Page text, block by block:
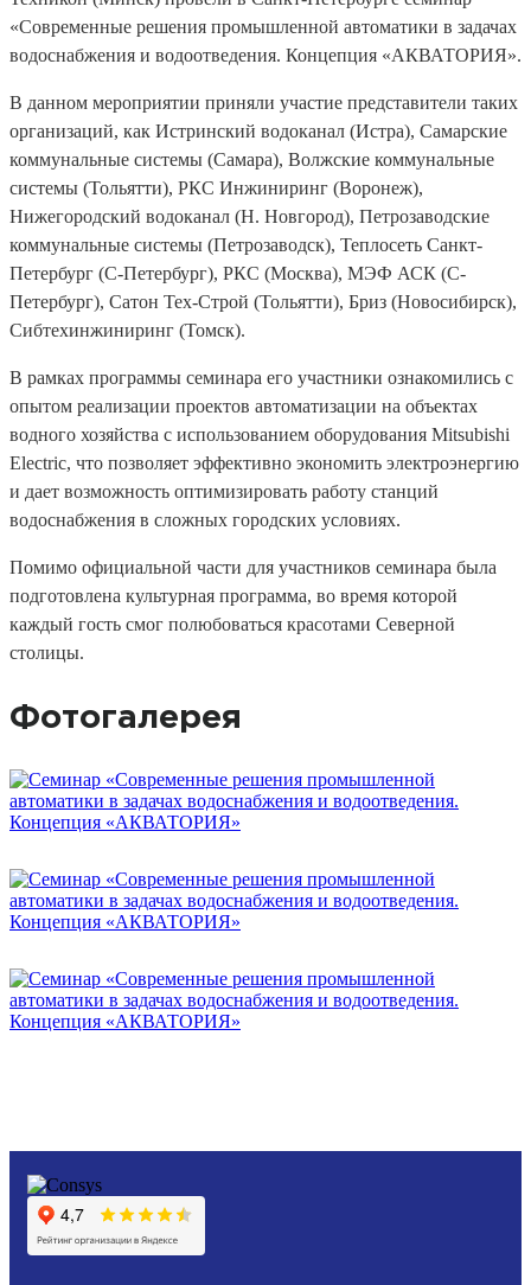
«Современные решения промышленной автоматики в задачах
водоснабжения и водоотведения. Концепция «АКВАТОРИЯ».
В данном мероприятии приняли участие представители таких
организаций, как Истринский водоканал (Истра), Самарские
коммунальные системы (Самара), Волжские коммунальные
системы (Тольятти), РКС Инжиниринг (Воронеж),
Нижегородский водоканал (Н. Новгород), Петрозаводские
коммунальные системы (Петрозаводск), Теплосеть Санкт-
Петербург (С-Петербург), РКС (Москва), МЭФ АСК (С-
Петербург), Сатон Тех-Строй (Тольятти), Бриз (Новосибирск),
Сибтехинжиниринг (Томск).
В рамках программы семинара его участники ознакомились с
опытом реализации проектов автоматизации на объектах
водного хозяйства с использованием оборудования Mitsubishi
Electric, что позволяет эффективно экономить электроэнергию
и дает возможность оптимизировать работу станций
водоснабжения в сложных городских условиях.
Помимо официальной части для участников семинара была
подготовлена культурная программа, во время которой
каждый гость смог полюбоваться красотами Северной
столицы.
Фотогалерея